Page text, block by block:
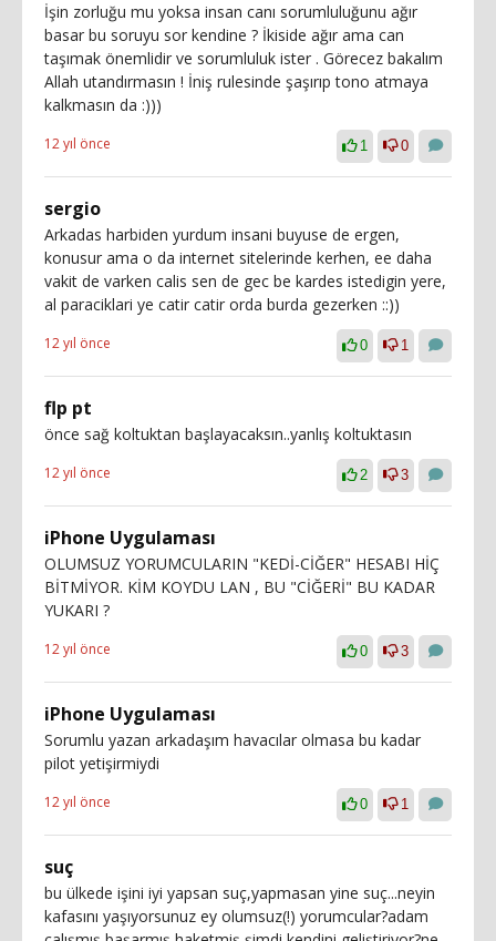
İşin zorluğu mu yoksa insan canı sorumluluğunu ağır
basar bu soruyu sor kendine ? İkiside ağır ama can
taşımak önemlidir ve sorumluluk ister . Görecez bakalım
Allah utandırmasın ! İniş rulesinde şaşırıp tono atmaya
kalkmasın da :)))
12 yıl önce 1 0
sergio
Arkadas harbiden yurdum insani buyuse de ergen,
konusur ama o da internet sitelerinde kerhen, ee daha
vakit de varken calis sen de gec be kardes istedigin yere,
al paraciklari ye catir catir orda burda gezerken ::))
12 yıl önce 0 1
flp pt
önce sağ koltuktan başlayacaksın..yanlış koltuktasın
12 yıl önce 2 3
iPhone Uygulaması
OLUMSUZ YORUMCULARIN "KEDİ-CİĞER" HESABI HİÇ
BİTMİYOR. KİM KOYDU LAN , BU "CİĞERİ" BU KADAR
YUKARI ?
12 yıl önce 0 3
iPhone Uygulaması
Sorumlu yazan arkadaşım havacılar olmasa bu kadar
pilot yetişirmiydi
12 yıl önce 0 1
suç
bu ülkede işini iyi yapsan suç,yapmasan yine suç...neyin
kafasını yaşıyorsunuz ey olumsuz(!) yorumcular?adam